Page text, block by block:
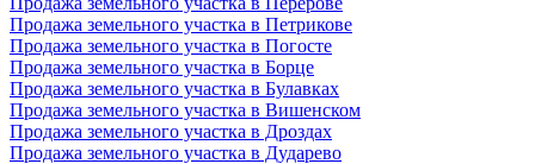
Продажа земельного участка в Петрикове
Продажа земельного участка в Погосте
Продажа земельного участка в Борце
Продажа земельного участка в Булавках
Продажа земельного участка в Вишенском
Продажа земельного участка в Дроздах
Продажа земельного участка в Дударево